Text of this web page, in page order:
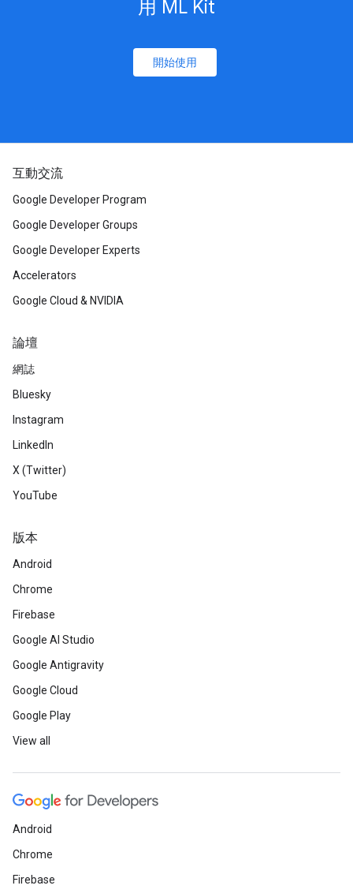
用 ML Kit
開始使用
互動交流
Google Developer Program
Google Developer Groups
Google Developer Experts
Accelerators
Google Cloud & NVIDIA
論壇
網誌
Bluesky
Instagram
LinkedIn
X (Twitter)
YouTube
版本
Android
Chrome
Firebase
Google AI Studio
Google Antigravity
Google Cloud
Google Play
View all
Android
Chrome
Firebase